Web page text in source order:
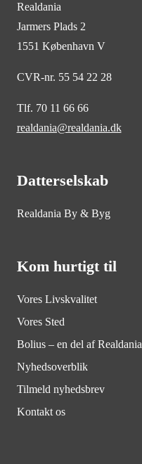
Realdania
Jarmers Plads 2
1551 København V
CVR-nr. 55 54 22 28
Tlf. 70 11 66 66
realdania@realdania.dk
Datterselskab
Realdania By & Byg
Kom hurtigt til
Vores Livskvalitet
Vores Sted
Bolius – en del af Realdania
Nyhedsoverblik
Tilmeld nyhedsbrev
Kontakt os